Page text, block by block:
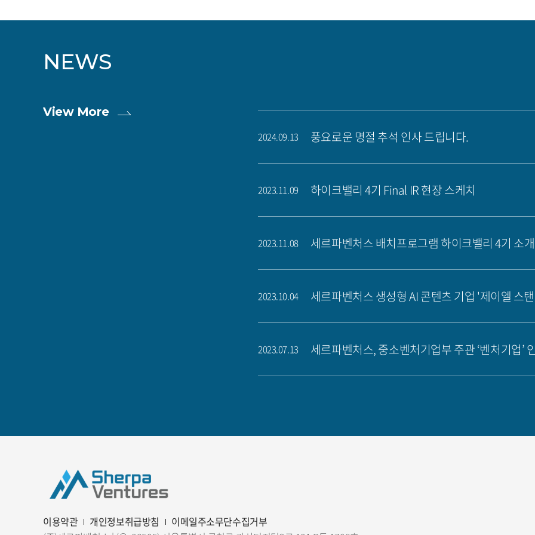
NEWS
View More
2024.09.13 풍요로운 명절 추석 인사 드립니다.
2023.11.09 하이크밸리 4기 Final IR 현장 스케치
2023.11.08 세르파벤처스 배치프로그램 하이크밸리 4기 소
2023.10.04 세르파벤처스 생성형 AI 콘텐츠 기업 '제이엘 스
2023.07.13 세르파벤처스, 중소벤처기업부 주관 ‘벤처기업’
이용약관 개인정보취급방침
이메일주소무단수집거부